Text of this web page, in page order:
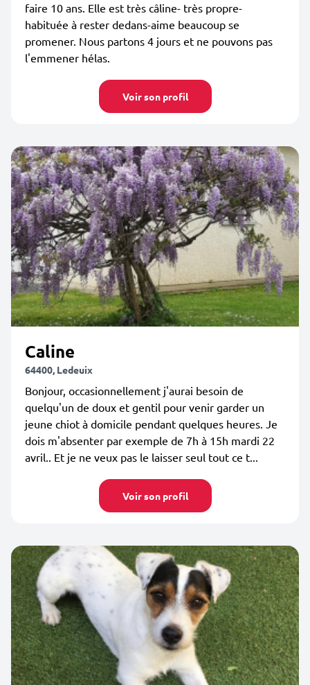
faire 10 ans. Elle est très câline- très propre-
habituée à rester dedans-aime beaucoup se
promener. Nous partons 4 jours et ne pouvons pas
l'emmener hélas.
Voir son profil
Caline
64400, Ledeuix
Bonjour, occasionnellement j'aurai besoin de
quelqu'un de doux et gentil pour venir garder un
jeune chiot à domicile pendant quelques heures. Je
dois m'absenter par exemple de 7h à 15h mardi 22
avril.. Et je ne veux pas le laisser seul tout ce t...
Voir son profil